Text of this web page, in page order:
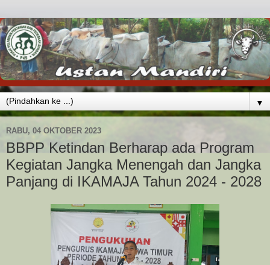
▼
RABU, 04 OKTOBER 2023
BBPP Ketindan Berharap ada Program
Kegiatan Jangka Menengah dan Jangka
Panjang di IKAMAJA Tahun 2024 - 2028